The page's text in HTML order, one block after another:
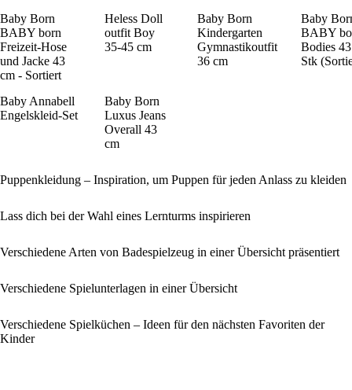
Baby Born
BABY born
Freizeit-Hose
und Jacke 43
cm - Sortiert
Heless Doll
outfit Boy
35-45 cm
Baby Born
Kindergarten
Gymnastikoutfit
36 cm
Baby
BABY
Bodies
Stk
Baby Annabell
Engelskleid-Set
Baby Born
Luxus Jeans
Overall 43
cm
Puppenkleidung – Inspiration, um Puppen für jeden Anlass zu kleiden
Lass dich bei der Wahl eines Lernturms inspirieren
Verschiedene Arten von Badespielzeug in einer Übersicht präsentiert
Verschiedene Spielunterlagen in einer Übersicht
Verschiedene Spielküchen – Ideen für den nächsten Favoriten der
Kinder